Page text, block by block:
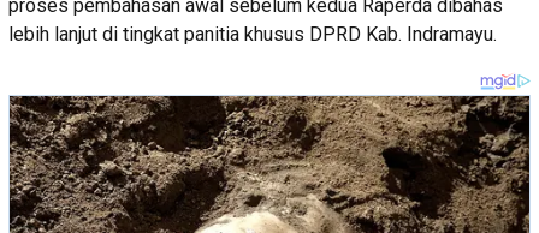
proses pembahasan awal sebelum kedua Raperda dibahas
lebih lanjut di tingkat panitia khusus DPRD Kab. Indramayu.